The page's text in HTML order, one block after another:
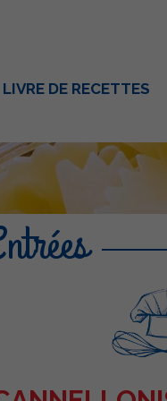
LIVRE DE RECETTES